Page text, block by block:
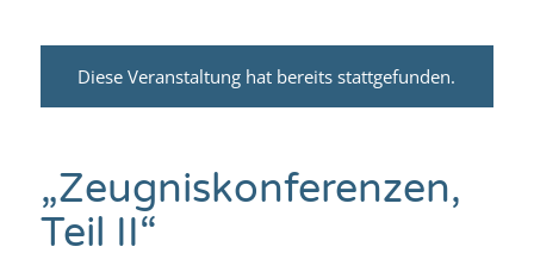
Diese Veranstaltung hat bereits stattgefunden.
„Zeugniskonferenzen,
Teil II“